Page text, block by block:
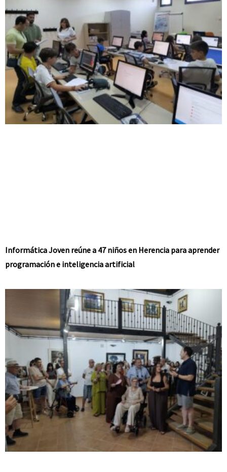
Informática Joven reúne a 47 niños en Herencia para aprender
programación e inteligencia artificial